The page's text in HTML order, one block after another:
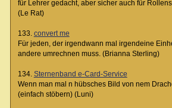
für Lehrer gedacht, aber sicher auch für
(Le Rat)
133. convert me
Für jeden, der irgendwann mal irgendeine
andere umrechnen muss. (Brianna Sterling)
134. Sternenband e-Card-Service
Wenn man mal n hübsches Bild von nem
(einfach stöbern) (Luni)